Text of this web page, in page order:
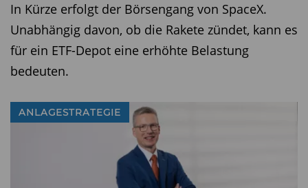
In Kürze erfolgt der Börsengang von SpaceX.
Unabhängig davon, ob die Rakete zündet, kann es
für ein ETF-Depot eine erhöhte Belastung
bedeuten.
ANLAGESTRATEGIE